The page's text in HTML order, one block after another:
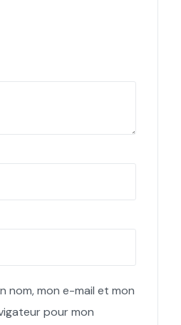
nom, mon e-mail et mon
pour mon